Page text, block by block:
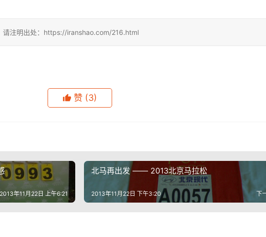
请注明出处：https://iranshao.com/216.html
赞 (3)
2013年11月22日 上午6:21
北马再出发 —— 2013北京马拉松
下
2013年11月22日 下午3:20